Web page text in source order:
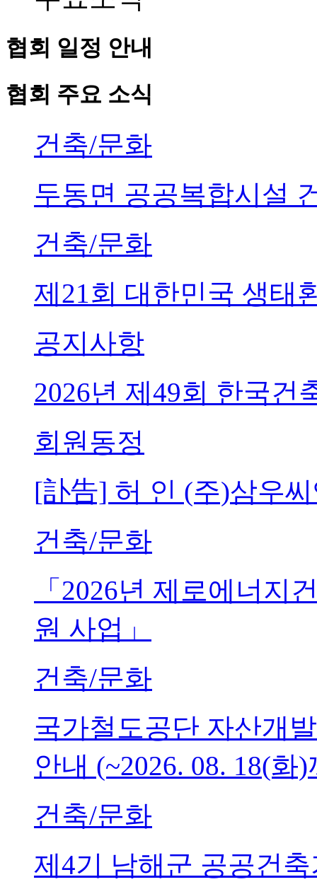
협회 일정 안내
협회 주요 소식
건축/문화
두동면 공공복합시설
건축/문화
제21회 대한민국 생태
공지사항
2026년 제49회 한국건
회원동정
[訃告] 허 인 (주)삼우
건축/문화
「2026년 제로에너지
원 사업」
건축/문화
국가철도공단 자산개
안내 (~2026. 08. 18(화
건축/문화
제4기 남해군 공공건